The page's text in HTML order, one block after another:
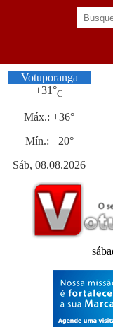
Votuporanga
+31°C
Máx.:+36°
Mín.: +20°
Sáb, 08.08.2026